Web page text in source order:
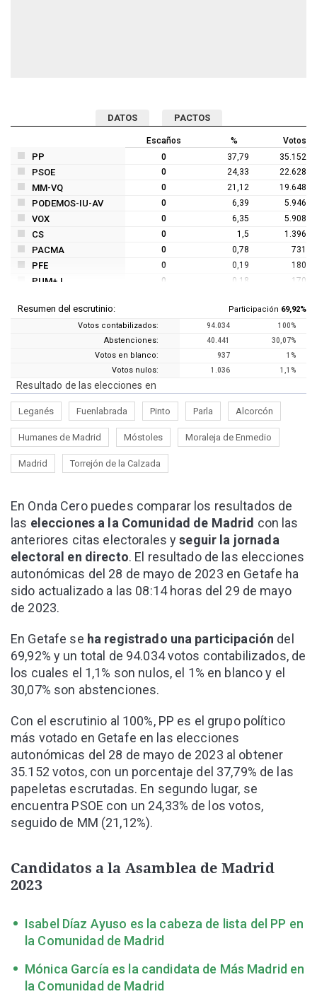
DATOS PACTOS
Escaños % Votos
PP 0 37,79 35.152
PSOE 0 24,33 22.628
MM-VQ 0 21,12 19.648
PODEMOS-IU-AV 0 6,39 5.946
VOX 0 6,35 5.908
CS 0 1,5 1.396
PACMA 0 0,78 731
PFE 0 0,19 180
PUM+J 0 0,18 170
FE DE LAS JONS 0,07 67
Resumen del escrutinio: Participación 69,92%
Votos contabilizados:
94.034 100%
Abstenciones: 40.441 30,07%
Votos en blanco: 937 1%
Votos nulos: 1.036 1,1%
Resultado de las elecciones en
Leganés Fuenlabrada Pinto Parla Alcorcón
Humanes de Madrid Móstoles Moraleja de Enmedio
Madrid Torrejón de la Calzada
En Onda Cero puedes comparar los resultados de
las elecciones a la Comunidad de Madrid con las
anteriores citas electorales yseguir la jornada
electoral en directo. El resultado de las elecciones
autonómicas del 28 de mayo de 2023 en Getafe ha
sido actualizado a las 08:14 horas del 29 de mayo
de 2023.
En Getafe se ha registrado una participación del
69,92% y un total de 94.034 votos contabilizados, de
los cuales el 1,1% son nulos, el 1% en blanco y el
30,07% son abstenciones.
Con el escrutinio al 100%, PP es el grupo político
más votado en Getafe en las elecciones
autonómicas del 28 de mayo de 2023 al obtener
35.152 votos, con un porcentaje del 37,79% de las
papeletas escrutadas. En segundo lugar, se
encuentra PSOE con un 24,33% de los votos,
seguido de MM (21,12%).
Candidatos a la Asamblea de Madrid
2023
Isabel Díaz Ayuso es la cabeza de lista del PP en
la Comunidad de Madrid
Mónica García es la candidata de Más Madrid en
la Comunidad de Madrid